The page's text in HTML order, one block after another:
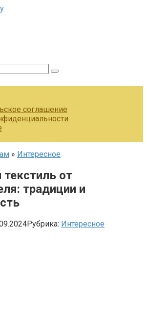
соглашение
» Интересное
от
традиции и
Рубрика: Интересное